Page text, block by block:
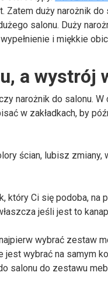
Zatem duży narożnik
salonu. Duży
i miękkie
a wystrój
narożnik do salonu.
w zakładkach, by
ścian, lubisz zmiany,
który Ci się podoba,
jeśli jest to
wybrać zestaw
jest wybrać na samym
salonu do zestawu